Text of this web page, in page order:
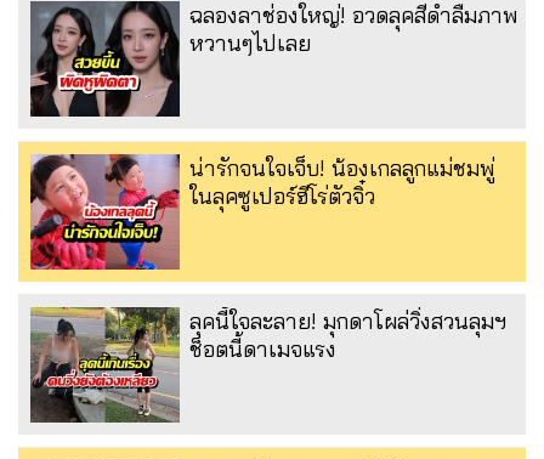
ฉลองลาช่องใหญ่! อวดลุคสีดำลืมภาพ
หวานๆไปเลย
น่ารักจนใจเจ็บ! น้องเกลลูกแม่ชมพู่
ในลุคซูเปอร์ฮีโร่ตัวจิ๋ว
ลุคนี้ใจละลาย! มุกดาโผล่วิ่งสวนลุมฯ
ช็อตนี้ดาเมจแรง